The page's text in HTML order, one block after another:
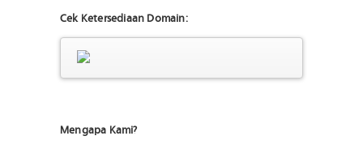
Cek Ketersediaan Domain:
Mengapa Kami?